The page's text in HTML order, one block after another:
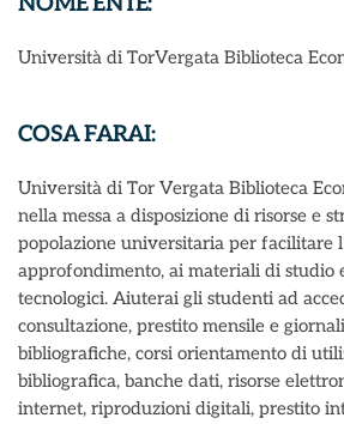
Università di TorVergata Biblioteca
COSA FARAI:
Università di Tor Vergata Biblioteca
nella messa a disposizione di risorse e
popolazione universitaria per facilitare
approfondimento, ai materiali di studio
tecnologici. Aiuterai gli studenti ad
consultazione, prestito mensile e
bibliografiche, corsi orientamento di
bibliografica, banche dati, risorse
internet, riproduzioni digitali, prestito